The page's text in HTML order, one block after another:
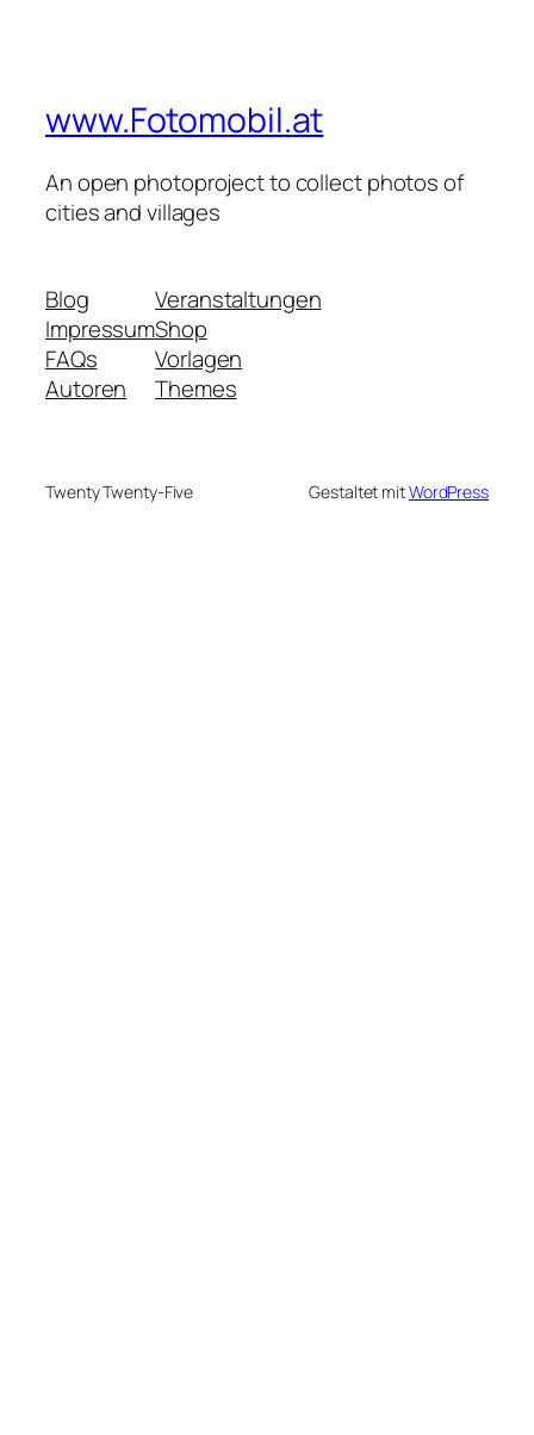
www.Fotomobil.at
An open photoproject to collect photos of
cities and villages
Blog
Impressum
FAQs
Autoren
Veranstaltungen
Shop
Vorlagen
Themes
Twenty Twenty-Five Gestaltet mitWordPress